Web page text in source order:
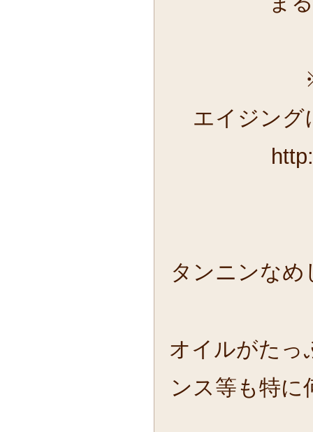
エイジング
タンニンなめ
オイルがたっ
ンス等も特に